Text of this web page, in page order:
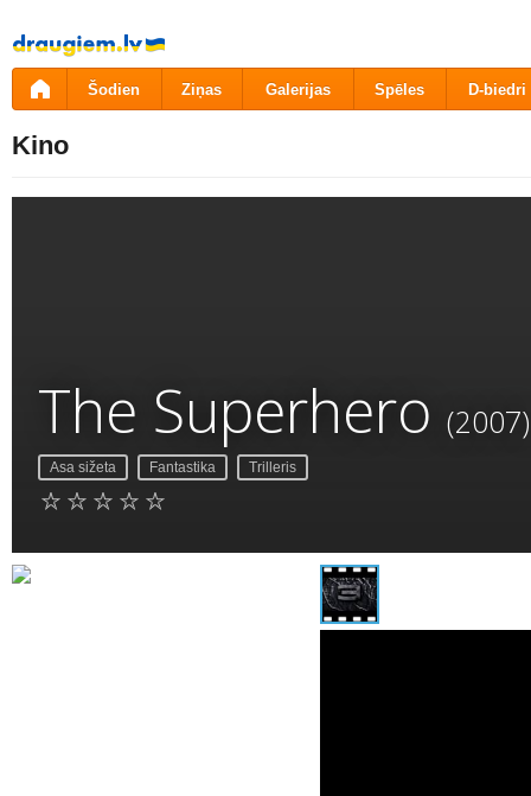
Pāriet
uz
saturu
Šodien Ziņas Galerijas Spēles D-biedri
Kino
The Superhero (2007)
Asa sižeta Fantastika Trilleris